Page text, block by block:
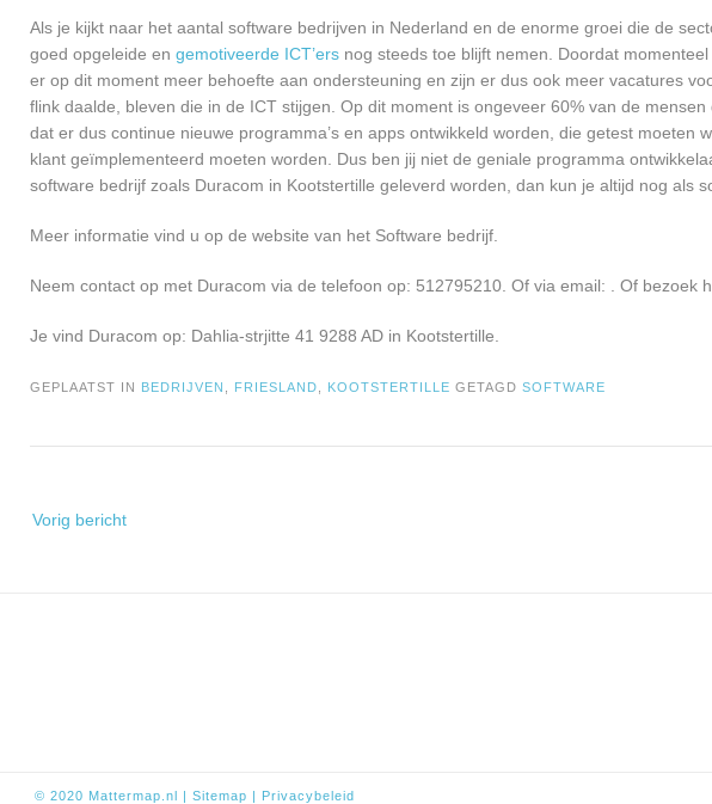
Als je kijkt naar het aantal software bedrijven in Nederland en de enorme groei die de
goed opgeleide en gemotiveerde ICT’ers nog steeds toe blijft nemen. Doordat
er op dit moment meer behoefte aan ondersteuning en zijn er dus ook meer vacatures
flink daalde, bleven die in de ICT stijgen. Op dit moment is ongeveer 60% van de
dat er dus continue nieuwe programma’s en apps ontwikkeld worden, die getest moeten
klant geïmplementeerd moeten worden. Dus ben jij niet de geniale programma
software bedrijf zoals Duracom in Kootstertille geleverd worden, dan kun je altijd nog als
Meer informatie vind u op de website van het Software bedrijf.
Neem contact op met Duracom via de telefoon op: 512795210. Of via email: . Of bezoek
Je vind Duracom op: Dahlia-strjitte 41 9288 AD in Kootstertille.
GEPLAATST IN BEDRIJVEN FRIESLAND KOOTSTERTILLE GETAGD SOFTWARE
navigatie
Vorig bericht
© 2020 Mattermap.nl | Sitemap | Privacybeleid